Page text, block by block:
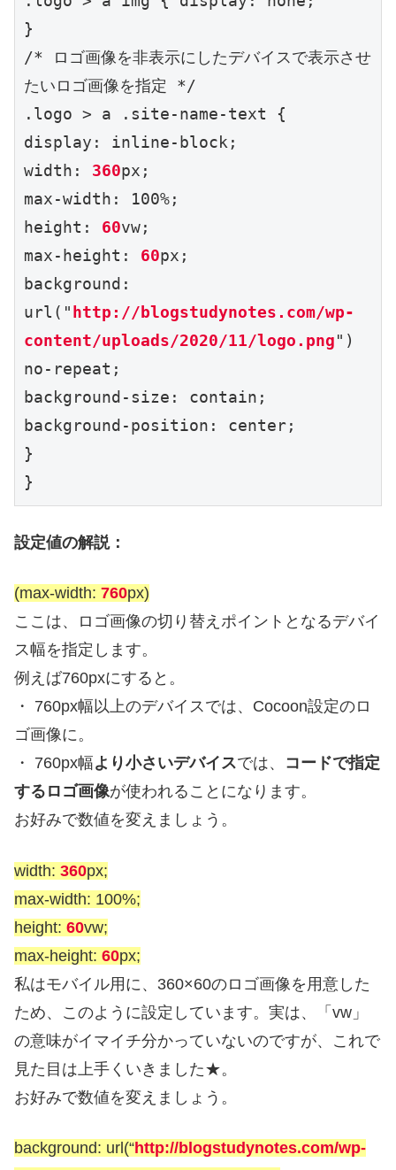
}
/* ロゴ画像を非表示にしたデバイスで表示させ
たいロゴ画像を指定 */
.logo > a .site-name-text {
display: inline-block;
width: 360px;
max-width: 100%;
height: 60vw;
max-height: 60px;
background:
url(" http://blogstudynotes.com/wp-
content/uploads/2020/11/logo.png")
no-repeat;
background-size: contain;
background-position: center;
}
}
設定値の解説：
(max-width: 760px)
ここは、ロゴ画像の切り替えポイントとなるデバイ
ス幅を指定します。
例えば760pxにすると。
・ 760px幅以上のデバイスでは、Cocoon設定のロ
ゴ画像に。
・ 760px幅より小さいデバイスでは、 コードで指定
するロゴ画像が使われることになります。
お好みで数値を変えましょう。
width: 360px;
max-width: 100%;
height: 60vw;
max-height: 60px;
私はモバイル用に、360×60のロゴ画像を用意した
ため、このように設定しています。実は、「vw」
の意味がイマイチ分かっていないのですが、これで
見た目は上手くいきました★。
お好みで数値を変えましょう。
background: url(“http://blogstudynotes.com/wp-